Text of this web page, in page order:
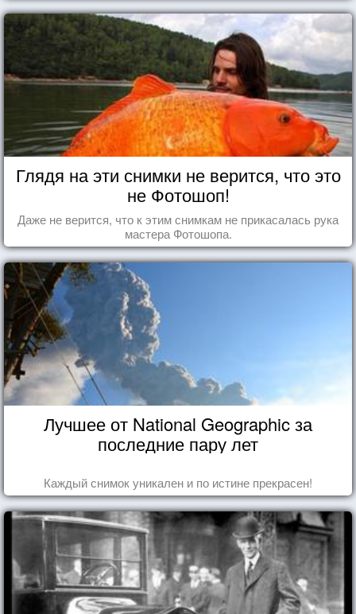
Глядя на эти снимки не верится, что это
не Фотошоп!
Даже не верится, что к этим снимкам не прикасалась рука
мастера Фотошопа.
Лучшее от National Geographic за
последние пару лет
Каждый снимок уникален и по истине прекрасен!